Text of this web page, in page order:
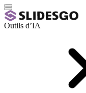
Outils d’IA